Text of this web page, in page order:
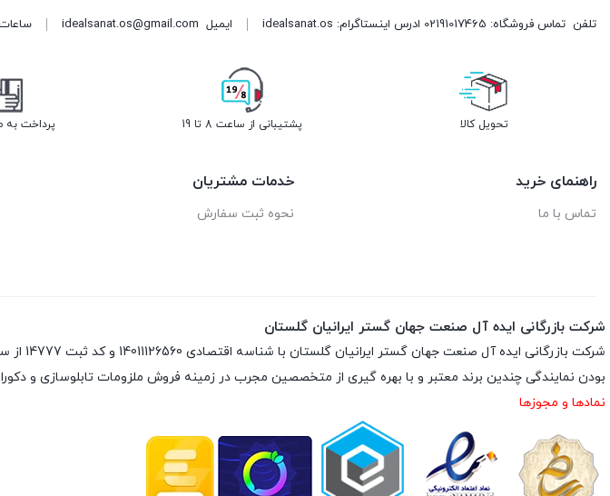
تلفن تماس فروشگاه: 02191017465 ادرس اینستاگرام: idealsanat.os ایمیل idealsanat.os@gmail.com ساعات کاری:
تحویل کالا پشتیبانی از ساعت 8 تا 19 پرداخت به
راهنمای خرید
تماس با ما
خدمات مشتریان
نحوه ثبت سفارش
شرکت بازرگانی ایده آل صنعت جهان گستر ایرانیان گلستان
بودن نمایندگی چندین برند معتبر و با بهره گیری از متخصصین مجرب در زمینه فروش ملزومات تابلوسازی و
نمادها و مجوزها